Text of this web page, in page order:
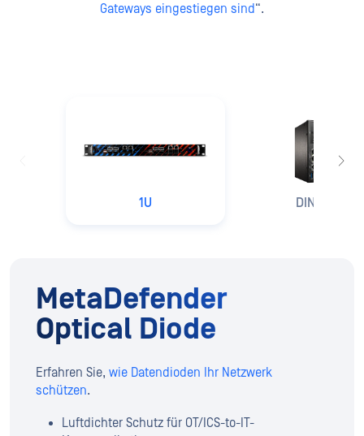
Gateways eingestiegen sind“.
1U DIN-
MetaDefender
Optical Diode
Erfahren Sie, wie Datendioden Ihr Netzwerk
schützen.
Luftdichter Schutz für OT/ICS-to-IT-